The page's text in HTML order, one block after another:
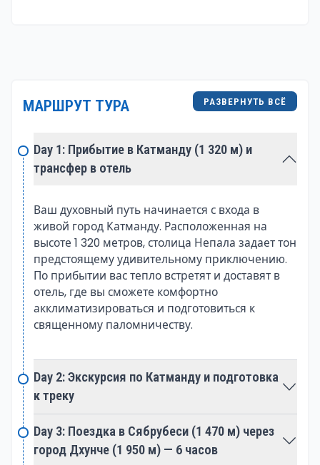
Начало в Катманду: Врата в Гималаи
Паломничество обычно начинается в живом
со всего мира собираются, чтобы отправиться в это
духовное путешествие. Среди шумных улиц
древние храмы площади Дурбар и ступа
Сваямбхунатх задают тон предстоящей
трансформации. Паломники совершают ритуалы и
молитвы, прося благословения для безопасного и
духовно обогащающего пути.
Дарчен: Врата к горе Кайлаш
Дальше путь ведёт в Дарчен — небольшой городок
у подножия горы Кайлаш и отправную точку
священного обхода вокруг горы, известного как
кора. Дарчен наполнен духовной энергией, когда
паломники готовятся к трудному, но глубоко
вознаграждающему походу вокруг священной
вершины. Воздух пронизан звуками мантр и
молитв, создавая атмосферу преданности, которая
МАРШРУТ ТУРА РАЗВЕРНУТЬ ВСЁ
Day 1: Прибытие в Катманду (1 320 м) и
трансфер в отель
Ваш духовный путь начинается с входа в
живой город Катманду. Расположенная на
высоте 1 320 метров, столица Непала задает тон
предстоящему удивительному приключению.
По прибытии вас тепло встретят и доставят в
отель, где вы сможете комфортно
акклиматизироваться и подготовиться к
священному паломничеству.
Day 2: Экскурсия по Катманду и подготовка
к треку
Day 3: Поездка в Сябрубеси (1 470 м) через
город Дхунче (1 950 м) — 6 часов